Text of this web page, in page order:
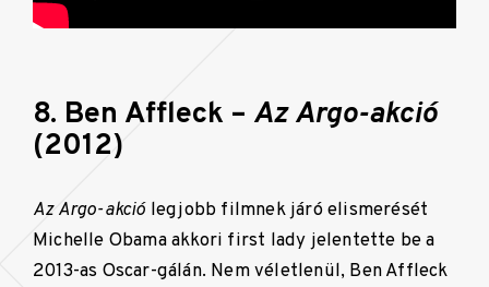
8. Ben Affleck – Az Argo-akció
(2012)
Az Argo-akciólegjobb filmnek járó elismerését
Michelle Obama akkori first lady jelentette be a
2013-as Oscar-gálán. Nem véletlenül, Ben Affleck